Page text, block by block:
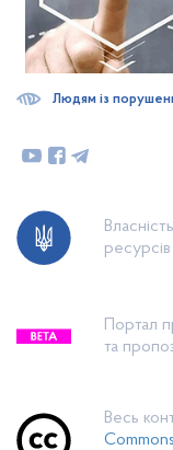
Портал
та
Весь
Людям із